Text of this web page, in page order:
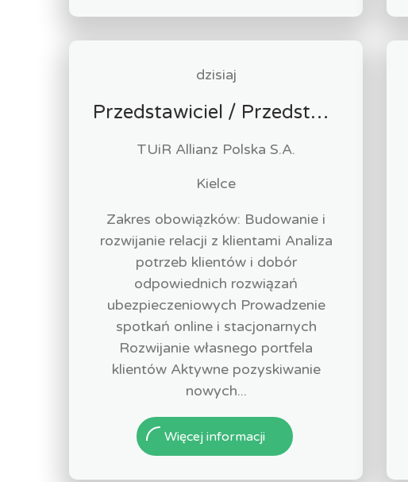
dzisiaj
Przedstawiciel / Przedstawicielka ds. sprzedaży ubezpieczeń majątkowych
TUiR Allianz Polska S.A.
Kielce
Zakres obowiązków: Budowanie i
rozwijanie relacji z klientami Analiza
potrzeb klientów i dobór
odpowiednich rozwiązań
ubezpieczeniowych Prowadzenie
spotkań online i stacjonarnych
Rozwijanie własnego portfela
klientów Aktywne pozyskiwanie
nowych...
Więcej informacji